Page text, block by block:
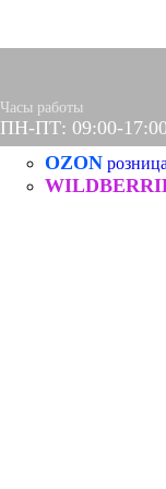
Часы работы
ПН-ПТ: 09:00-17:00
OZON розница